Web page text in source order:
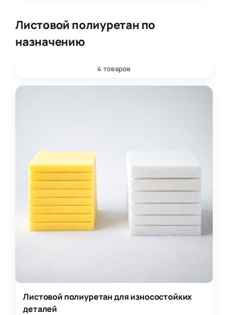
Листовой полиуретан по
назначению
4 товаров
Листовой полиуретан для износостойких
деталей